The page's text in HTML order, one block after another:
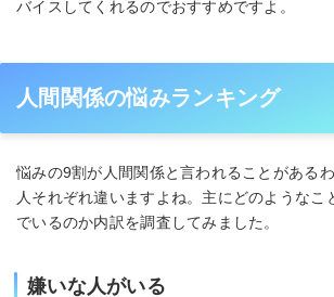
バイスしてくれるのでおすすめですよ。
人間関係の悩みランキング
悩みの9割が人間関係と言われることがある
人それぞれ違いますよね。主にどのようなこ
でいるのか内訳を調査してみました。
嫌いな人がいる